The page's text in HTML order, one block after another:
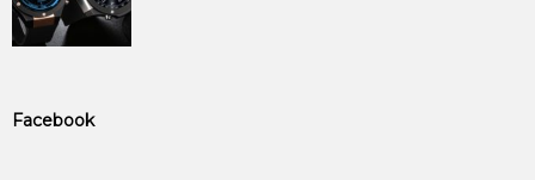
Facebook